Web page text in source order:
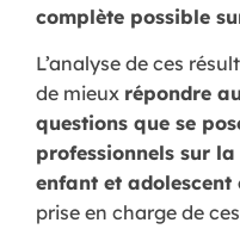
complète possible
L’analyse de ces
de mieux répondre
questions que se
professionnels sur
enfant et adolescent
prise en charge de